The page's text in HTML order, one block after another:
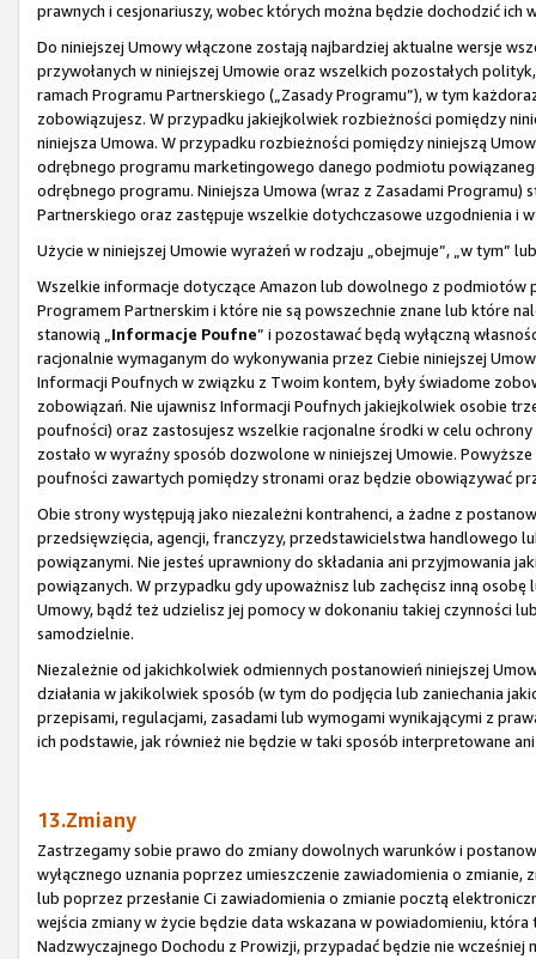
prawnych i cesjonariuszy, wobec których można będzie dochodzić ich
Do niniejszej Umowy włączone zostają najbardziej aktualne wersje
przywołanych w niniejszej Umowie oraz wszelkich pozostałych
ramach Programu Partnerskiego („Zasady Programu”), w tym
zobowiązujesz. W przypadku jakiejkolwiek rozbieżności pomiędzy
niniejsza Umowa. W przypadku rozbieżności pomiędzy niniejszą
odrębnego programu marketingowego danego podmiotu
odrębnego programu. Niniejsza Umowa (wraz z Zasadami Programu)
Partnerskiego oraz zastępuje wszelkie dotychczasowe uzgodnienia i
Użycie w niniejszej Umowie wyrażeń w rodzaju „obejmuje”, „w tym”
Wszelkie informacje dotyczące Amazon lub dowolnego z podmiotów
Programem Partnerskim i które nie są powszechnie znane lub które
stanowią „ Informacje Poufne” i pozostawać będą wyłączną
racjonalnie wymaganym do wykonywania przez Ciebie niniejszej
Informacji Poufnych w związku z Twoim kontem, były świadome
zobowiązań. Nie ujawnisz Informacji Poufnych jakiejkolwiek osobie
poufności) oraz zastosujesz wszelkie racjonalne środki w celu
zostało w wyraźny sposób dozwolone w niniejszej Umowie.
poufności zawartych pomiędzy stronami oraz będzie obowiązywać
Obie strony występują jako niezależni kontrahenci, a żadne z
przedsięwzięcia, agencji, franczyzy, przedstawicielstwa handlowego
powiązanymi. Nie jesteś uprawniony do składania ani przyjmowania
powiązanych. W przypadku gdy upoważnisz lub zachęcisz inną
Umowy, bądź też udzielisz jej pomocy w dokonaniu takiej czynności
samodzielnie.
Niezależnie od jakichkolwiek odmiennych postanowień niniejszej
działania w jakikolwiek sposób (w tym do podjęcia lub zaniechania
przepisami, regulacjami, zasadami lub wymogami wynikającymi z
ich podstawie, jak również nie będzie w taki sposób interpretowane
13.Zmiany
Zastrzegamy sobie prawo do zmiany dowolnych warunków i
wyłącznego uznania poprzez umieszczenie zawiadomienia o
lub poprzez przesłanie Ci zawiadomienia o zmianie pocztą
wejścia zmiany w życie będzie data wskazana w powiadomieniu,
Nadzwyczajnego Dochodu z Prowizji, przypadać będzie nie